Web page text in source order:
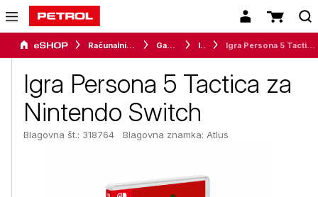
Računalništvo Gaming Igre
Igra Persona 5 Tactica za
Nintendo Switch
Blagovna št.: 318764 Blagovna znamka: Atlus